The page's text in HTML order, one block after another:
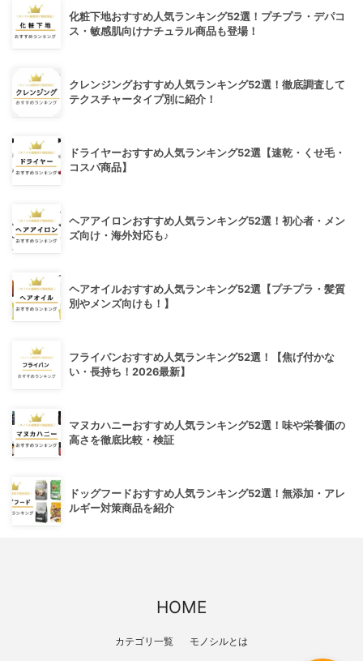
化粧下地おすすめ人気ランキング52選！プチプラ・デパコ
ス・敏感肌向けナチュラル商品も登場！
クレンジングおすすめ人気ランキング52選！徹底調査して
テクスチャータイプ別に紹介！
ドライヤーおすすめ人気ランキング52選【速乾・くせ毛・
コスパ商品】
ヘアアイロンおすすめ人気ランキング52選！初心者・メン
ズ向け・海外対応も♪
ヘアオイルおすすめ人気ランキング52選【プチプラ・髪質
別やメンズ向けも！】
フライパンおすすめ人気ランキング52選！【焦げ付かな
い・長持ち！2026最新】
マヌカハニーおすすめ人気ランキング52選！味や栄養価の
高さを徹底比較・検証
ドッグフードおすすめ人気ランキング52選！無添加・アレ
ルギー対策商品を紹介
HOME
カテゴリ一覧 モノシルとは